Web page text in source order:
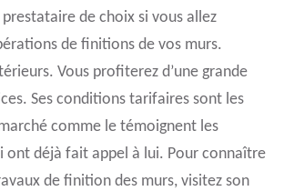
de choix si vous allez
de finitions de vos murs.
Vous profiterez d’une grande
Ses conditions tarifaires sont les
comme le témoignent les
ont déjà fait appel à lui. Pour connaître
de finition des murs, visitez son